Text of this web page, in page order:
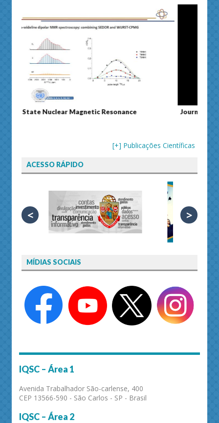
Journal of Separation Science
[+] Publicações Científicas
ACESSO RÁPIDO
< >
MÍDIAS SOCIAIS
IQSC – Área 1
Avenida Trabalhador São-carlense, 400
CEP 13566-590 - São Carlos - SP - Brasil
IQSC – Área 2